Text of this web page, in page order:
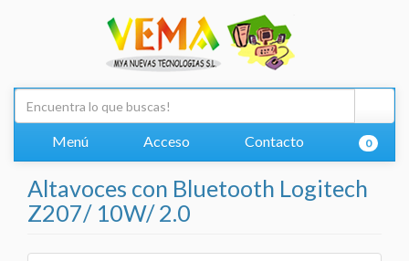
Menú Acceso Contacto 0
Altavoces con Bluetooth Logitech
Z207/ 10W/ 2.0